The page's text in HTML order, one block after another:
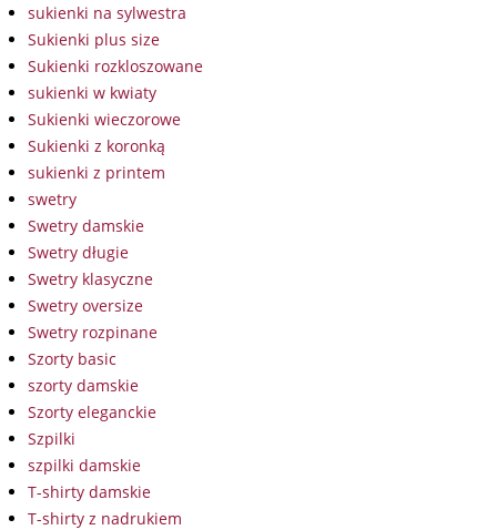
sukienki na sylwestra
Sukienki plus size
Sukienki rozkloszowane
sukienki w kwiaty
Sukienki wieczorowe
Sukienki z koronką
sukienki z printem
swetry
Swetry damskie
Swetry długie
Swetry klasyczne
Swetry oversize
Swetry rozpinane
Szorty basic
szorty damskie
Szorty eleganckie
Szpilki
szpilki damskie
T-shirty damskie
T-shirty z nadrukiem